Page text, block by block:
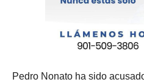
Pedro Nonato ha sido